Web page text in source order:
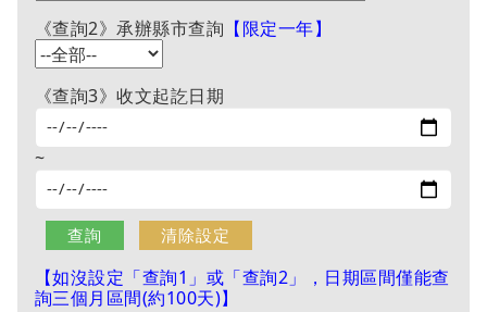
《查詢2》承辦縣市查詢 【限定一年】
《查詢3》收文起訖日期
~
【如沒設定「查詢1」或「查詢2」，日期區間僅能查
詢三個月區間(約100天)】